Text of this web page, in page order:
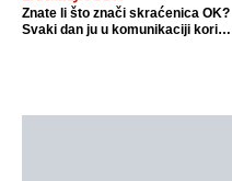
Znate li što znači skraćenica OK?
Svaki dan ju u komunikaciji koristi